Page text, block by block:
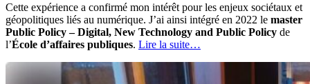
Cette expérience a confirmé mon intérêt pour les enjeux sociétaux et
géopolitiques liés au numérique. J’ai ainsi intégré en 2022 le master
Public Policy – Digital, New Technology and Public Policy de
l’École d’affaires publiques. Lire la suite…